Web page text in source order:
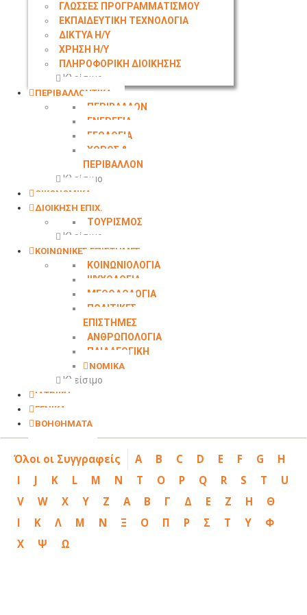
ΓΛΩΣΣΕΣ ΠΡΟΓΡΑΜΜΑΤΙΣΜΟΥ
ΕΚΠΑΙΔΕΥΤΙΚΗ ΤΕΧΝΟΛΟΓΙΑ
ΔΙΚΤΥΑ Η/Υ
ΧΡΗΣΗ Η/Υ
ΠΛΗΡΟΦΟΡΙΚΗ ΔΙΟΙΚΗΣΗΣ
Κλείσιμο
ΠΕΡΙΒΑΛΛΟΝΤΙΚΑ
ΠΕΡΙΒΑΛΛΟΝ
ΕΝΕΡΓΕΙΑ
ΓΕΩΛΟΓΙΑ
ΧΩΡΟΣ &
ΠΕΡΙΒΑΛΛΟΝ
Κλείσιμο
ΟΙΚΟΝΟΜΙΚΑ
ΔΙΟΙΚΗΣΗ ΕΠΙΧ.
ΤΟΥΡΙΣΜΟΣ
Κλείσιμο
ΚΟΙΝΩΝΙΚΕΣ ΕΠΙΣΤΗΜΕΣ
ΚΟΙΝΩΝΙΟΛΟΓΙΑ
ΨΥΧΟΛΟΓΙΑ
ΜΕΘΟΔΟΛΟΓΙΑ
ΠΟΛΙΤΙΚΕΣ
ΕΠΙΣΤΗΜΕΣ
ΑΝΘΡΩΠΟΛΟΓΙΑ
ΠΑΙΔΑΓΩΓΙΚΗ
ΝΟΜΙΚΑ
Κλείσιμο
ΙΑΤΡΙΚΗ
ΓΕΝΙΚΑ
ΒΟΗΘΗΜΑΤΑ
Όλοι οι Συγγραφείς A B C D E F G
H
I
J K L M N T O P Q R S T
U
V
W X Y Z Α Β Γ Δ Ε Ζ Η
Θ
Ι
Κ Λ Μ Ν Ξ Ο Π Ρ Σ Τ Υ
Φ
Χ
Ψ Ω